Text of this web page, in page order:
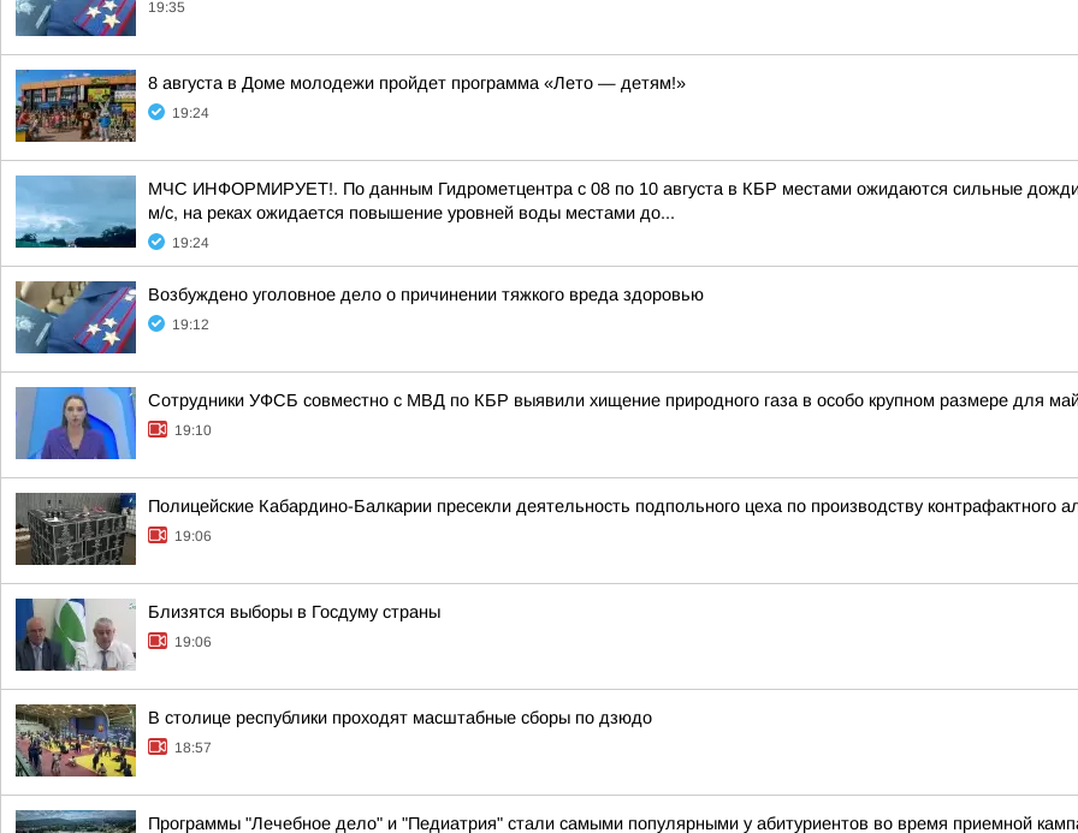
19:35
8 августа в Доме молодежи пройдет программа «Лето — детям!»
19:24
МЧС ИНФОРМИРУЕТ!. По данным Гидрометцентра с 08 по 10 августа в КБР местами ожидаются сильные
м/с, на реках ожидается повышение уровней воды местами до...
19:24
Возбуждено уголовное дело о причинении тяжкого вреда здоровью
19:12
Сотрудники УФСБ совместно с МВД по КБР выявили хищение природного газа в особо крупном размере для
19:10
Полицейские Кабардино-Балкарии пресекли деятельность подпольного цеха по производству контрафактного
19:06
Близятся выборы в Госдуму страны
19:06
В столице республики проходят масштабные сборы по дзюдо
18:57
Программы "Лечебное дело" и "Педиатрия" стали самыми популярными у абитуриентов во время приемной